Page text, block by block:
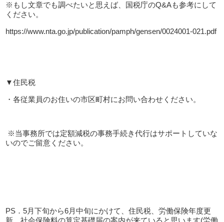
※もし文章でも調べたいと思えば、国税庁のQ&Aも参考にして
ください。
https://www.nta.go.jp/publication/pamph/gensen/0024001-021.pdf
▼住民税
・各従業員のお住いの市区町村にお問い合わせください。
※当事務所では定額減税の事務手続き代行はサポートしていな
いのでご留意ください。
PS ．5月下旬から6月中旬にかけて、住民税、労働保険年度更